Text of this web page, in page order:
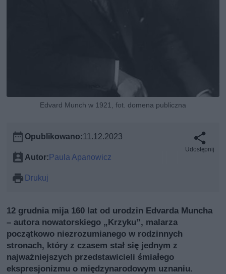
Edvard Munch w 1921, fot. domena publiczna
Opublikowano:11.12.2023
Autor:Paula Apanowicz
Drukuj
Udostępnij
12 grudnia mija 160 lat od urodzin Edvarda Muncha
– autora nowatorskiego „Krzyku”, malarza
początkowo niezrozumianego w rodzinnych
stronach, który z czasem stał się jednym z
najważniejszych przedstawicieli śmiałego
ekspresjonizmu o międzynarodowym uznaniu.